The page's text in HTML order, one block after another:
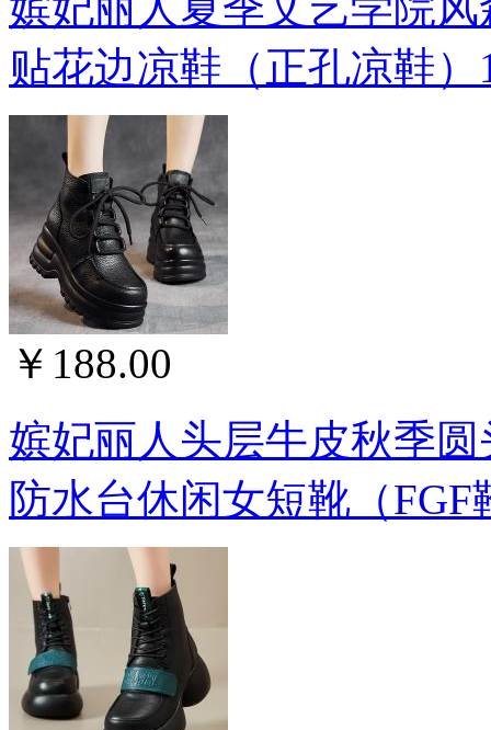
贴花边凉鞋（正孔凉鞋）
￥188.00
嫔妃丽人头层牛皮秋季
防水台休闲女短靴（FGF